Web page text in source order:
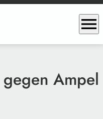
menu
Ampel